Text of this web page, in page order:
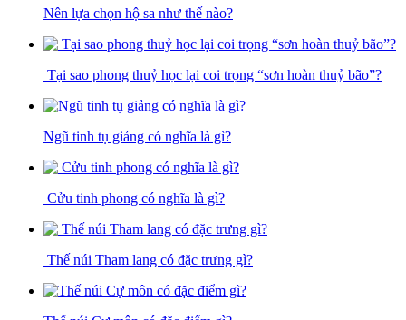
Nên lựa chọn hộ sa như thế nào?
Tại sao phong thuỷ học lại coi trọng “sơn hoàn thuỷ bão”?
Ngũ tinh tụ giảng có nghĩa là gì?
Cửu tinh phong có nghĩa là gì?
Thế núi Tham lang có đặc trưng gì?